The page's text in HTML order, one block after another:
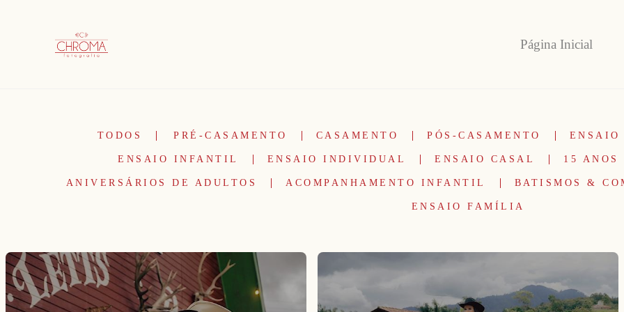
Página Inicial
TODOS PRÉ-CASAMENTO CASAMENTO PÓS-CASAMENTO ENSAIO
ENSAIO INFANTIL ENSAIO INDIVIDUAL ENSAIO CASAL 15 ANOS
ANIVERSÁRIOS DE ADULTOS ACOMPANHAMENTO INFANTIL BATISMOS &
ENSAIO FAMÍLIA